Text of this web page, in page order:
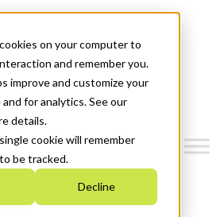
on your computer to
and remember you.
improve and customize your
for analytics. See our
details.
cookie will remember
be tracked.
Decline
2026-2030